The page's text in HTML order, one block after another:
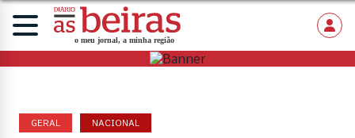
GERAL NACIONAL